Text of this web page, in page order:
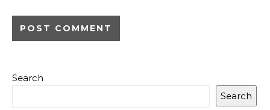
Search
Search